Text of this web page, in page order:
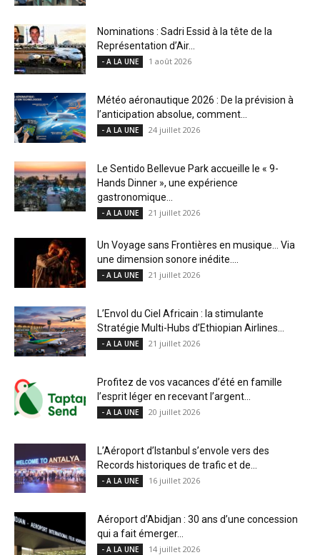
Nominations : Sadri Essid à la tête de la
Représentation d’Air...
- A LA UNE 1 août 2026
Météo aéronautique 2026 : De la prévision à
l’anticipation absolue, comment...
- A LA UNE 24 juillet 2026
Le Sentido Bellevue Park accueille le « 9-
Hands Dinner », une expérience
gastronomique...
- A LA UNE 21 juillet 2026
Un Voyage sans Frontières en musique… Via
une dimension sonore inédite....
- A LA UNE 21 juillet 2026
L’Envol du Ciel Africain : la stimulante
Stratégie Multi-Hubs d’Ethiopian Airlines...
- A LA UNE 21 juillet 2026
Profitez de vos vacances d’été en famille
l’esprit léger en recevant l’argent...
- A LA UNE 20 juillet 2026
L’Aéroport d’Istanbul s’envole vers des
Records historiques de trafic et de...
- A LA UNE 16 juillet 2026
Aéroport d’Abidjan : 30 ans d’une concession
qui a fait émerger...
- A LA UNE 14 juillet 2026